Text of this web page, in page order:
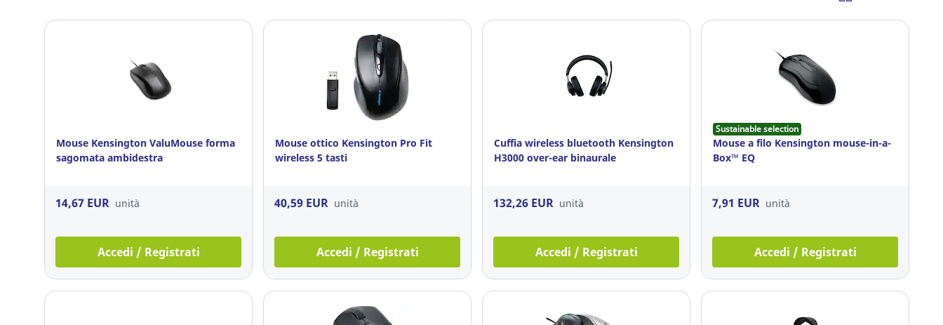
Mouse Kensington ValuMouse forma
sagomata ambidestra
14,67 EUR unità
Accedi / Registrati
Mouse ottico Kensington Pro Fit
wireless 5 tasti
40,59 EUR unità
Accedi / Registrati
Cuffia wireless bluetooth Kensington
H3000 over-ear binaurale
132,26 EUR unità
Accedi / Registrati
Sustainable selection
Mouse a filo Kensington mouse-in-a-
Box™ EQ
7,91 EUR unità
Accedi / Registrati